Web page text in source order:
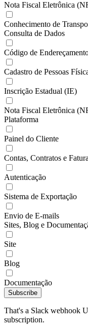
Nota Fiscal Eletrônica
Conhecimento de
Consulta de Dados
Código de
Cadastro de Pessoas
Inscrição Estadual (IE)
Nota Fiscal Eletrônica
Plataforma
Painel do Cliente
Contas, Contratos e
Autenticação
Sistema de Exportação
Envio de E-mails
Sites, Blog e
Site
Blog
Documentação
Subscribe
That's a Slack webhook
subscription.